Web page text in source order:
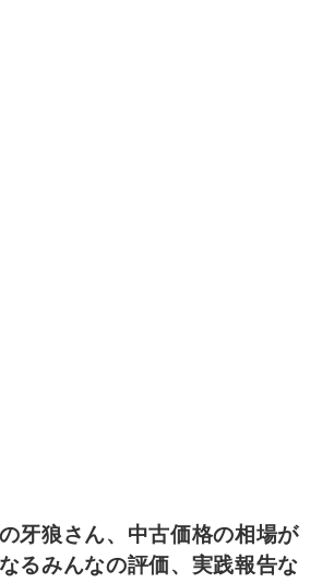
牙狼さん、中古価格の相場が
るみんなの評価、実践報告な